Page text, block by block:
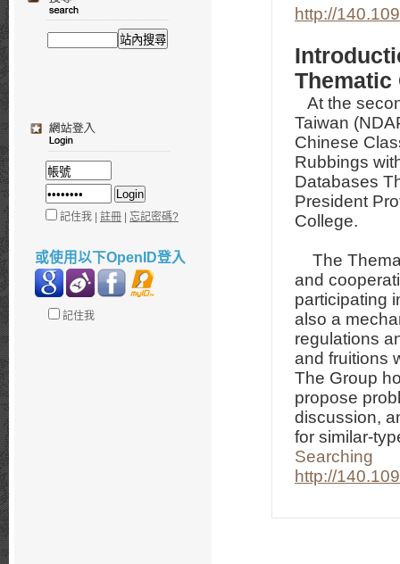
記住我 | 註冊 | 忘記密碼?
或使用以下OpenID登入
記住我
http://
Thematic
At the
Taiwan
Chinese
Rubbings
Databases
President
College.
The
and
participating
also a
regulations
and fruitions
The Group
propose
discussion,
for similar-
Searching
http://